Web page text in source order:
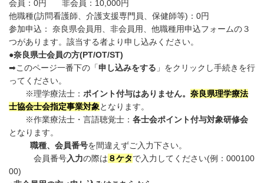
会員：0円 非会員：10,000円
他職種(訪問看護師、介護支援専門員、保健師等)：0円
参加申込： 奈良県会員用、非会員用、他職種用申込フォームの３
つがあります。該当する者より申し込みください。
●奈良県士会員の方(PT/OT/ST)
➡このページ一番下の「申し込みをする 」をクリックし手続きを行
ってください。
※理学療法士： ポイント付与はありません。 奈良県理学療法
士協会士会指定事業対象となります。
※作業療法士・言語聴覚士： 各士会ポイント付与対象研修会
となります。
職種、会員番号を間違えずご入力下さい。
会員番号入力の際は ８ケタで入力してください(例：000100
00)